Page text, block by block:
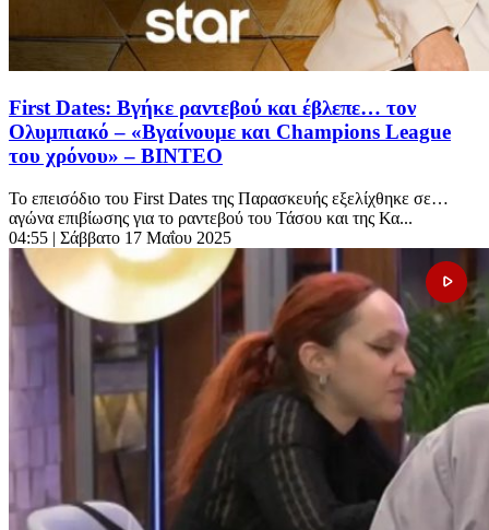
First Dates: Βγήκε ραντεβού και έβλεπε… τον
Ολυμπιακό – «Βγαίνουμε και Champions League
του χρόνου» – ΒΙΝΤΕΟ
Το επεισόδιο του First Dates της Παρασκευής εξελίχθηκε σε…
αγώνα επιβίωσης για το ραντεβού του Τάσου και της Κα...
04:55 | Σάββατο 17 Μαΐου 2025